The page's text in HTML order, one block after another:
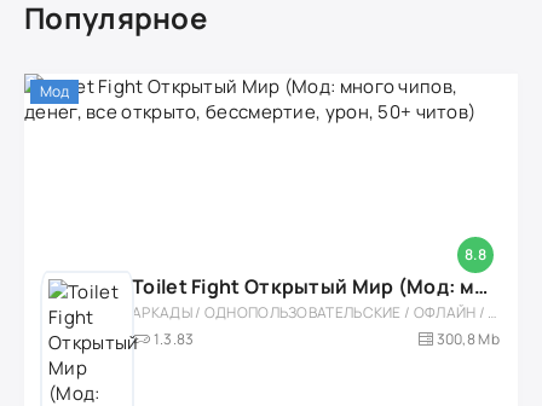
Популярное
8.8
Мод
Toilet Fight Открытый Мир (Мод: много чипов, денег, все открыто, бессмертие, урон, 50+ читов)
АРКАДЫ / ОДНОПОЛЬЗОВАТЕЛЬСКИЕ / ОФЛАЙН / МОД / РОЛЕВЫЕ / ШУТЕРЫ / ОТКРЫТЫЙ МИР / ВСТРОЕННЫЙ КЕШ / 3D / ЭКШЕНЫ / ТУАЛЕТНЫЕ ВОЙНЫ / ДЛЯ ДЕТЕЙ
1.3.83
300,8 Mb